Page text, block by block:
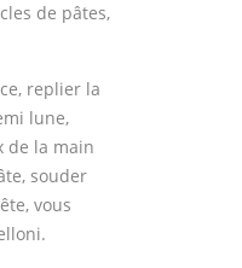
de pâtes,
replier la
lune,
de la main
souder
vous